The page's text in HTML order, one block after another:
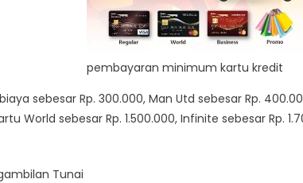
pembayaran minimum kartu kredit
sebesar Rp. 300.000, Man Utd sebesar Rp.
World sebesar Rp. 1.500.000, Infinite sebesar Rp.
Tunai